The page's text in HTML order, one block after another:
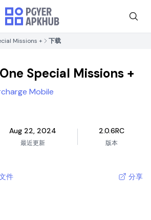
Missions + 下载
Special Missions +
Mobile
Aug 22, 2024
最近更新
2.0.6RC
版本
件 分享